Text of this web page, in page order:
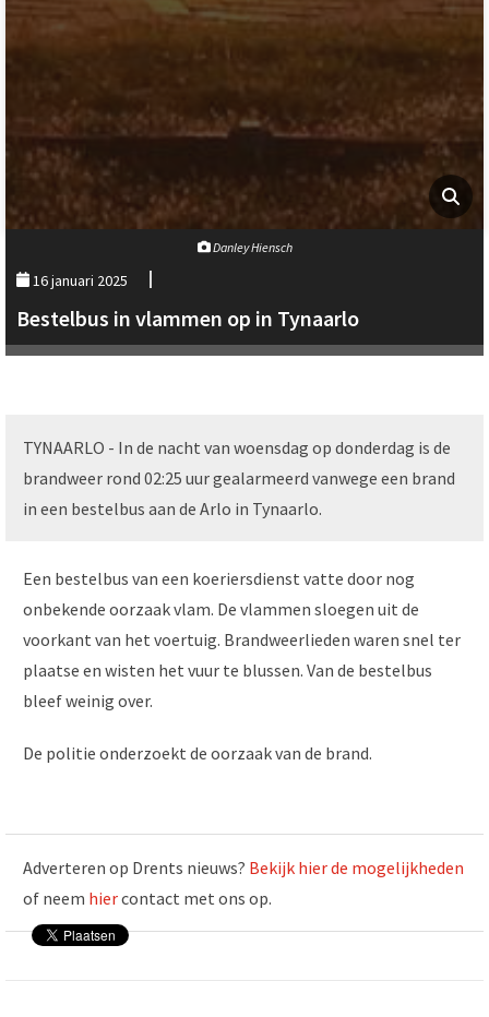
Danley Hiensch
16 januari 2025
Bestelbus in vlammen op in Tynaarlo
TYNAARLO - In de nacht van woensdag op donderdag is de
brandweer rond 02:25 uur gealarmeerd vanwege een brand
in een bestelbus aan de Arlo in Tynaarlo.
Een bestelbus van een koeriersdienst vatte door nog
onbekende oorzaak vlam. De vlammen sloegen uit de
voorkant van het voertuig. Brandweerlieden waren snel ter
plaatse en wisten het vuur te blussen. Van de bestelbus
bleef weinig over.
De politie onderzoekt de oorzaak van de brand.
Adverteren op Drents nieuws? Bekijk hier de mogelijkheden
of neem hiercontact met ons op.